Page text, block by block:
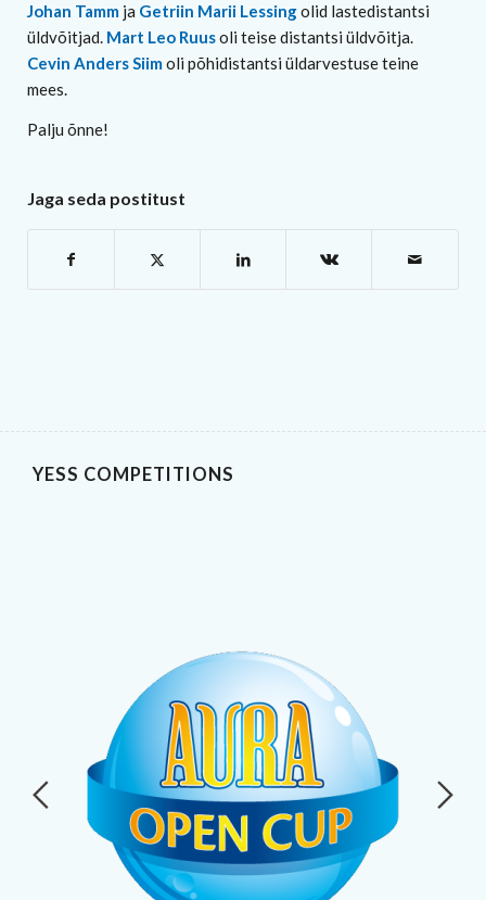
Johan Tamm ja Getriin Marii Lessingolid lastedistantsi
üldvõitjad. Mart Leo Ruusoli teise distantsi üldvõitja.
Cevin Anders Siim oli põhidistantsi üldarvestuse teine
mees.
Palju õnne!
Jaga seda postitust
YESS COMPETITIONS